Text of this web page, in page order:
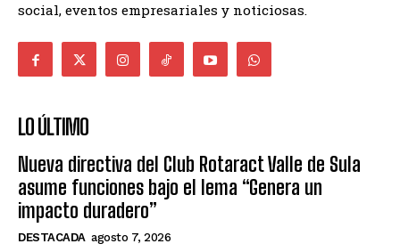
social, eventos empresariales y noticiosas.
LO ÚLTIMO
Nueva directiva del Club Rotaract Valle de Sula
asume funciones bajo el lema “Genera un
impacto duradero”
DESTACADA agosto 7, 2026